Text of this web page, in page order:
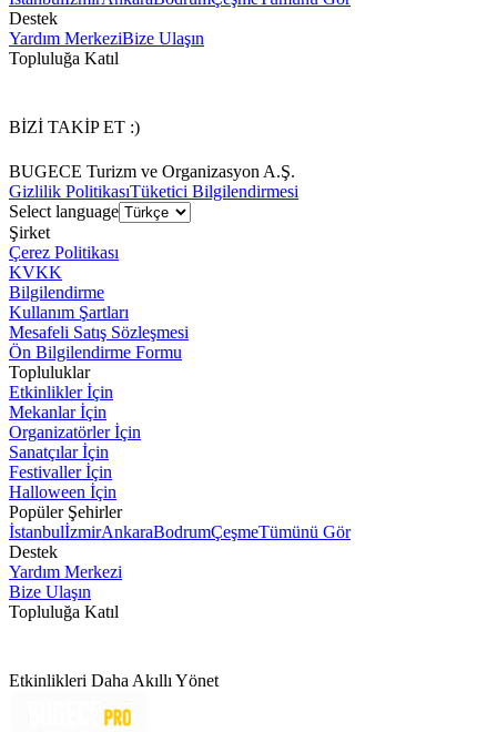
Destek
Yardım MerkeziBize Ulaşın
Topluluğa Katıl
BİZİ TAKİP ET :)
BUGECE Turizm ve Organizasyon A.Ş.
Gizlilik PolitikasıTüketici Bilgilendirmesi
Select language
Şirket
Çerez Politikası
KVKK
Bilgilendirme
Kullanım Şartları
Mesafeli Satış Sözleşmesi
Ön Bilgilendirme Formu
Topluluklar
Etkinlikler İçin
Mekanlar İçin
Organizatörler İçin
Sanatçılar İçin
Festivaller İçin
Halloween İçin
Popüler Şehirler
İstanbulİzmirAnkaraBodrumÇeşmeTümünü Gör
Destek
Yardım Merkezi
Bize Ulaşın
Topluluğa Katıl
Etkinlikleri Daha Akıllı Yönet